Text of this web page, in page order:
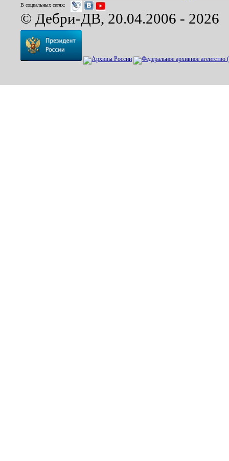
В социальных сетях:
© Дебри-ДВ, 20.04.2006 - 2026